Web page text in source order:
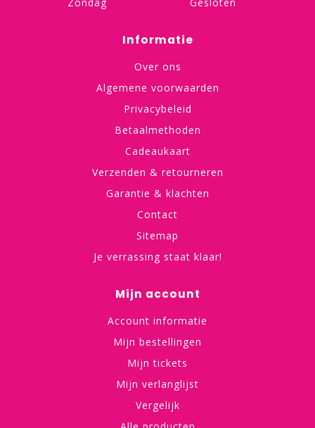
Informatie
Over ons
Algemene voorwaarden
Privacybeleid
Betaalmethoden
Cadeaukaart
Verzenden & retourneren
Garantie & klachten
Contact
Sitemap
Je verrassing staat klaar!
Mijn account
Account informatie
Mijn bestellingen
Mijn tickets
Mijn verlanglijst
Vergelijk